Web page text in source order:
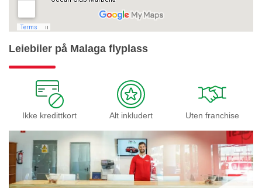
Leiebiler på Malaga flyplass
Ikke kredittkort Alt inkludert Uten franchise